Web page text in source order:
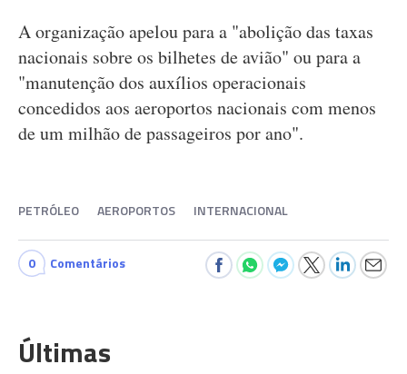
A organização apelou para a "abolição das taxas
nacionais sobre os bilhetes de avião" ou para a
"manutenção dos auxílios operacionais
concedidos aos aeroportos nacionais com menos
de um milhão de passageiros por ano".
PETRÓLEO AEROPORTOS INTERNACIONAL
0 Comentários
Últimas